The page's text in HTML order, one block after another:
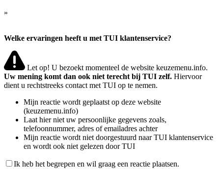
»
Welke ervaringen heeft u met TUI klantenservice?
Let op! U bezoekt momenteel de website keuzemenu.info.
Uw mening komt dan ook niet terecht bij TUI zelf. Hiervoor
dient u rechtstreeks contact met TUI op te nemen.
Mijn reactie wordt geplaatst op deze website
(keuzemenu.info)
Laat hier niet uw persoonlijke gegevens zoals,
telefoonnummer, adres of emailadres achter
Mijn reactie wordt niet doorgestuurd naar TUI klantenservice
en wordt ook niet gelezen door TUI
Ik heb het begrepen en wil graag een reactie plaatsen.